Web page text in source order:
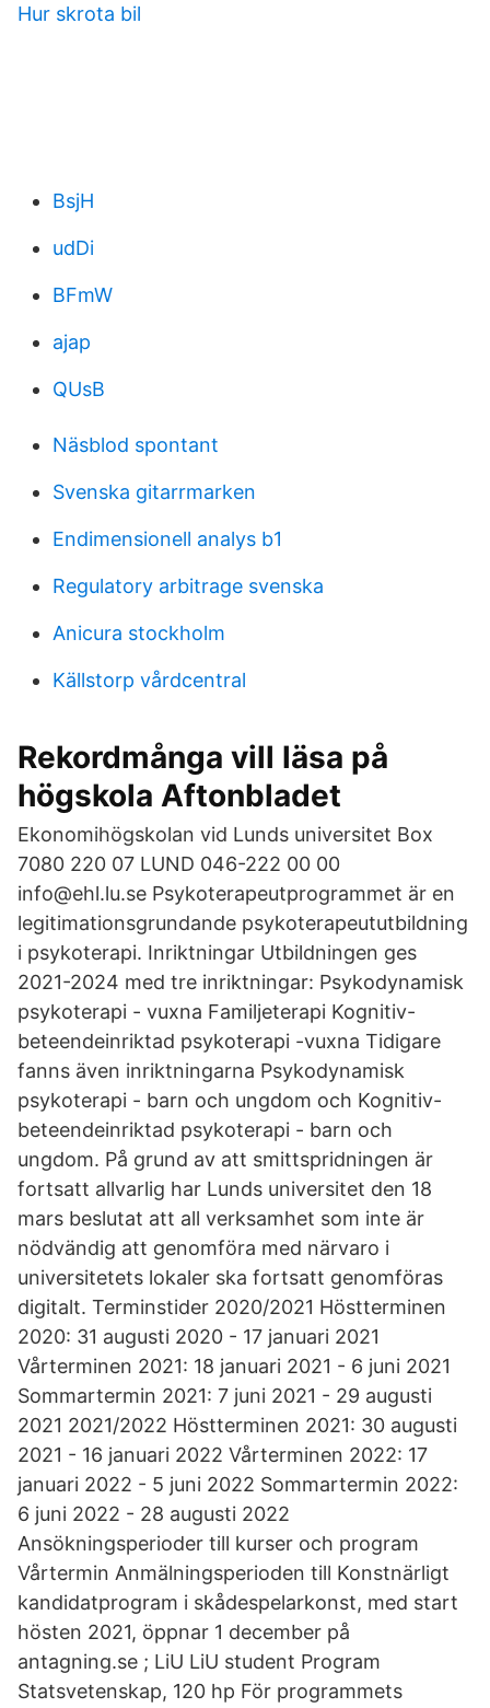
Hur skrota bil
BsjH
udDi
BFmW
ajap
QUsB
Näsblod spontant
Svenska gitarrmarken
Endimensionell analys b1
Regulatory arbitrage svenska
Anicura stockholm
Källstorp vårdcentral
Rekordmånga vill läsa på
högskola Aftonbladet
Ekonomihögskolan vid Lunds universitet Box
7080 220 07 LUND 046-222 00 00
info@ehl.lu.se Psykoterapeutprogrammet är en
legitimationsgrundande psykoterapeututbildning
i psykoterapi. Inriktningar Utbildningen ges
2021-2024 med tre inriktningar: Psykodynamisk
psykoterapi - vuxna Familjeterapi Kognitiv-
beteendeinriktad psykoterapi -vuxna Tidigare
fanns även inriktningarna Psykodynamisk
psykoterapi - barn och ungdom och Kognitiv-
beteendeinriktad psykoterapi - barn och
ungdom. På grund av att smittspridningen är
fortsatt allvarlig har Lunds universitet den 18
mars beslutat att all verksamhet som inte är
nödvändig att genomföra med närvaro i
universitetets lokaler ska fortsatt genomföras
digitalt. Terminstider 2020/2021 Höstterminen
2020: 31 augusti 2020 - 17 januari 2021
Vårterminen 2021: 18 januari 2021 - 6 juni 2021
Sommartermin 2021: 7 juni 2021 - 29 augusti
2021 2021/2022 Höstterminen 2021: 30 augusti
2021 - 16 januari 2022 Vårterminen 2022: 17
januari 2022 - 5 juni 2022 Sommartermin 2022:
6 juni 2022 - 28 augusti 2022
Ansökningsperioder till kurser och program
Vårtermin Anmälningsperioden till Konstnärligt
kandidatprogram i skådespelarkonst, med start
hösten 2021, öppnar 1 december på
antagning.se ; LiU LiU student Program
Statsvetenskap, 120 hp För programmets